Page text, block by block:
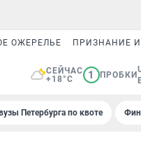
ОЖЕРЕЛЬЕ ПРИЗНАНИЕ
СЕЙЧАС
+18°C
1 ПРОБКИ
Петербурга по квоте